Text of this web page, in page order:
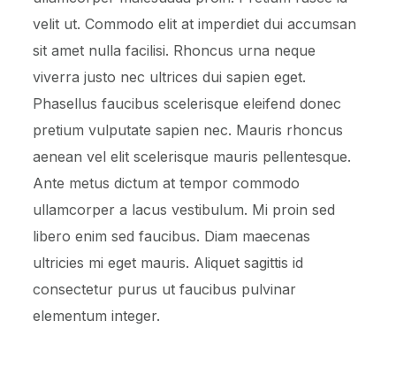
velit ut. Commodo elit at imperdiet dui accumsan
sit amet nulla facilisi. Rhoncus urna neque
viverra justo nec ultrices dui sapien eget.
Phasellus faucibus scelerisque eleifend donec
pretium vulputate sapien nec. Mauris rhoncus
aenean vel elit scelerisque mauris pellentesque.
Ante metus dictum at tempor commodo
ullamcorper a lacus vestibulum. Mi proin sed
libero enim sed faucibus. Diam maecenas
ultricies mi eget mauris. Aliquet sagittis id
consectetur purus ut faucibus pulvinar
elementum integer.